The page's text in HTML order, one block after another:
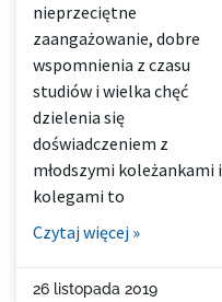
nieprzeciętne
zaangażowanie, dobre
wspomnienia z czasu
studiów i wielka chęć
dzielenia się
doświadczeniem z
młodszymi koleżankami i
kolegami to
Czytaj więcej »
26 listopada 2019